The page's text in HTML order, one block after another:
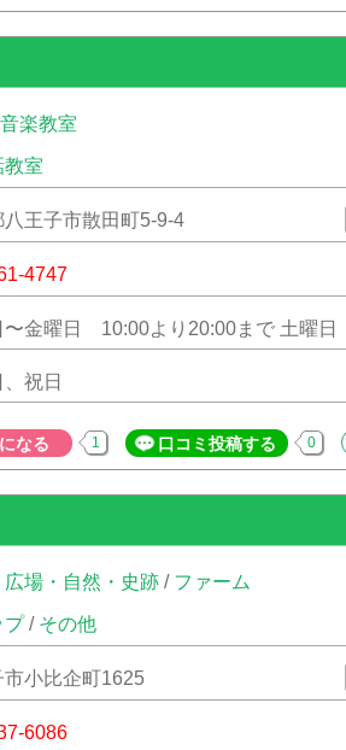
音楽教室
教室
八王子市散田町5-9-4
4747
〜金曜日 10:00より20:00まで 土曜
祝日
なる 1 口コミ投稿する 0
広場・自然・史跡 / ファーム
プ/ その他
市小比企町1625
6086